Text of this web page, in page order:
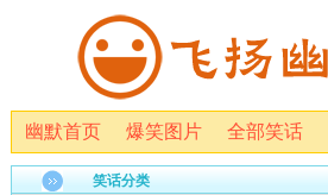
幽默首页 爆笑图片 全部笑话
笑话分类